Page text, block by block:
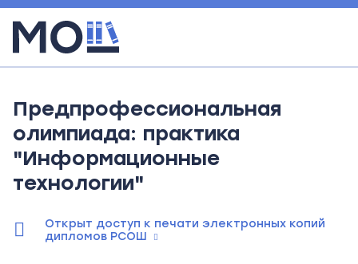
Предпрофессиональная
олимпиада: практика
"Информационные
технологии"
Открыт доступ к печати электронных копий
дипломов РСОШ